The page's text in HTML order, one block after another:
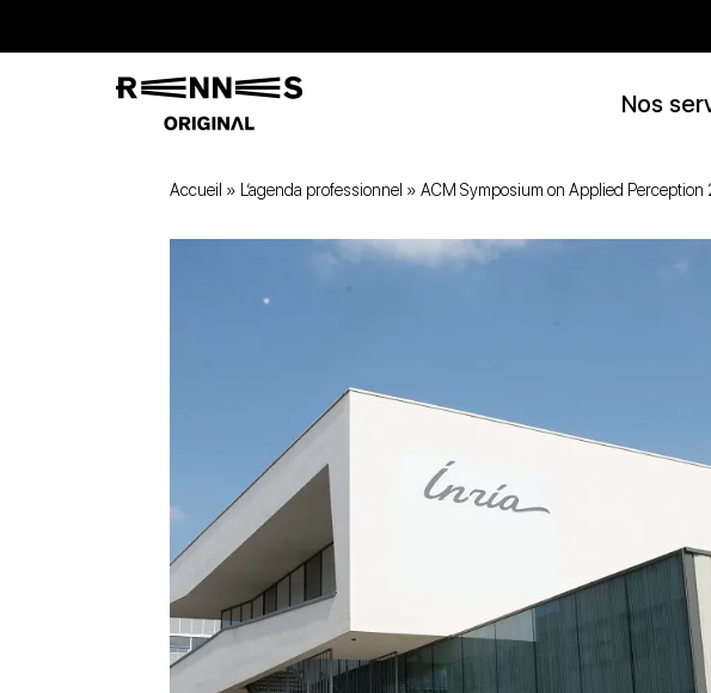
Nos
Accueil » L’agenda professionnel » ACM Symposium on Applied Perception